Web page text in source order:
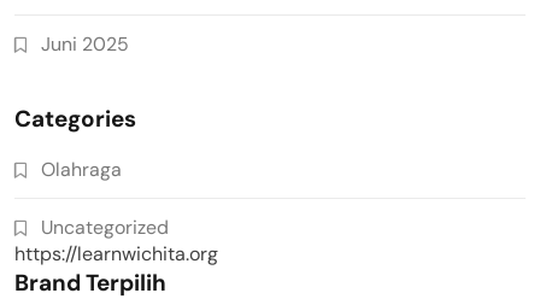
Juni 2025
Categories
Olahraga
Uncategorized
https://learnwichita.org
Brand Terpilih